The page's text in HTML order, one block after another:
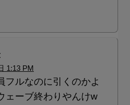
1:13 PM
フルなのに引くのかよ
ェーブ終わりやんけw